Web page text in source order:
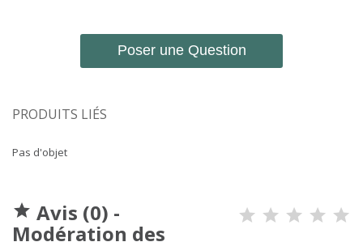
Poser une Question
PRODUITS LIÉS
Pas d'objet
 Avis (0) -
Modération des